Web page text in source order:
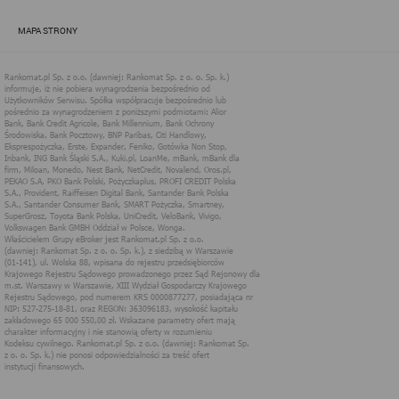
MAPA STRONY
dostosowanie usług, świadczonych w ramach serwisu do potrzeb
Więcej informacji na temat stosowania technologii cookies w
serwisie dostępne jest w Polityce Cookies.
Polityka Cookies serwisów
internetowych spółki Rankomat.pl Sp. z
o.o. (dawniej: Rankomat Sp. z o. o. Sp.
k.)
Rankomat.pl Sp. z o.o. (dawniej: Rankomat Sp. z o. o. Sp. k.), z
siedzibą w Warszawie (01-141), ul. Wolska 88, wpisana do rejestru
przedsiębiorców Krajowego Rejestru Sądowego prowadzonego
przez Sąd Rejonowy dla m.st. Warszawy w Warszawie, XIII
Wydział Gospodarczy Krajowego Rejestru Sądowego, pod
numerem KRS 0000877277, posiadająca nr NIP: 527-275-18-81,
oraz REGON: 363096183, zwana dalej "Rankomat" wykorzystuje
na swoich stronach internetowych technologię "cookies".
Zasady wykorzystania informacji dostarczonych przez
użytkownika w ramach technologii cookies w trakcie korzystania
ze stron internetowych i Rankomat określa niniejszy dokument.
Każdy użytkownik serwisów Rankomat proszony jest o